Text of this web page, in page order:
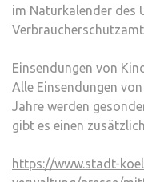
im Naturkalender des
Einsendungen von
Alle Einsendungen
Jahre werden
gibt es einen
https://www.stadt-